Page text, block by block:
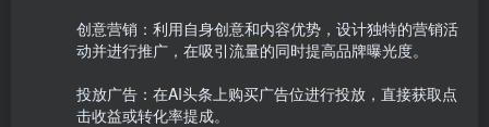
创意营销：利用自身创意和内容优势，设计独特的营销活
动并进行推广，在吸引流量的同时提高品牌曝光度。
投放广告：在AI头条上购买广告位进行投放，直接获取点
击收益或转化率提成。